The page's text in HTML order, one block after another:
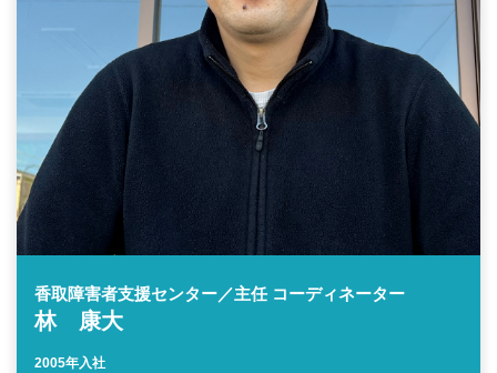
香取障害者支援センター／主任 コーディネーター
林 康大
2005年入社